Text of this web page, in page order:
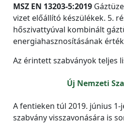
MSZ EN 13203-5:2019
vizet előállító készülékek. 5.
hőszivattyúval kombinált
energiahasznosításának
Az érintett szabványok teljes
Új Nemzeti
A fentieken túl 2019. június 1-
szabvány visszavonására is